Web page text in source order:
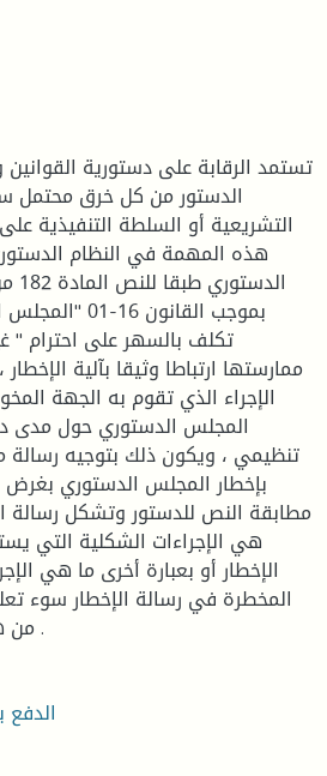
تستمد الرقابة على دستورية
الدستور من كل خرق محتمل
التشريعية أو السلطة التنفيذية
هذه المهمة في النظام
بموجب
تكلف بالسهر على احترام "
ممارستها ارتباطا وثيقا بآلية
الإجراء الذي تقوم به الجهة
المجلس الدستوري حول مدى
تنظيمي ، ويكون ذلك بتوجيه رسالة
بإخطار المجلس الدستوري بغرض
مطابقة النص للدستور وتشكل رسالة
هي الإجراءات الشكلية التي
الإخطار أو بعبارة أخرى ما هي
المخطرة في رسالة الإخطار سوء
من هيئة سياسية أو قضائية .
الدفع